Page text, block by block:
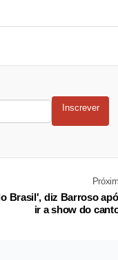
Inscrever
Brasil', diz Barroso
ir a show do